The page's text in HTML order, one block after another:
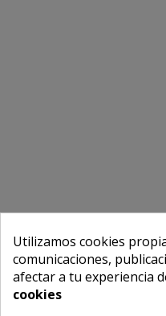
Utilizamos cookies
comunicaciones,
afectar a tu experiencia
cookies